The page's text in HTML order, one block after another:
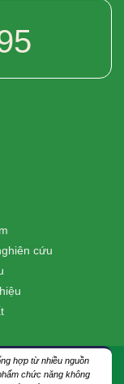
cứu
hợp từ nhiều nguồn
chức năng không